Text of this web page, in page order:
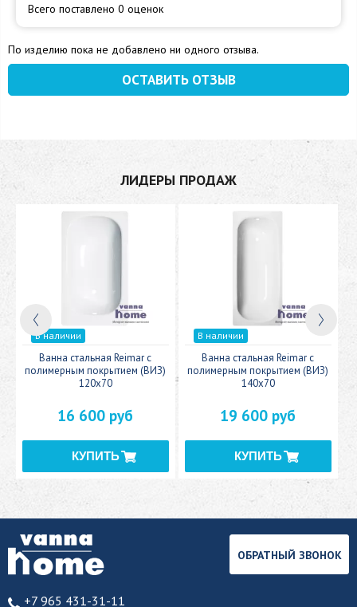
Всего поставлено 0 оценок
По изделию пока не добавлено ни одного отзыва.
ОСТАВИТЬ ОТЗЫВ
ЛИДЕРЫ ПРОДАЖ
В наличии
Ванна стальная Reimar с
полимерным покрытием (ВИЗ)
120x70
16 600 руб
В наличии
Ванна стальная Reimar с
полимерным покрытием (ВИЗ)
140x70
19 600 руб
+7 965 431-31-11
ОБРАТНЫЙ ЗВОНОК